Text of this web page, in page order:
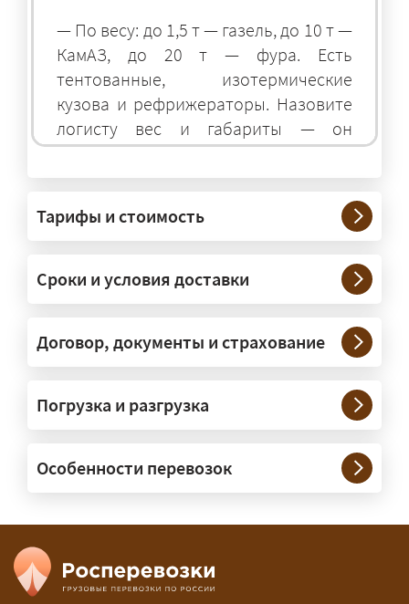
— По весу: до 1,5 т — газель, до 10 т —
КамАЗ, до 20 т — фура. Есть
тентованные, изотермические
кузова и рефрижераторы. Назовите
логисту вес и габариты — он
подберёт оптимальный транспорт.
— Штатно — от 100 кг до 20 тонн.
Мелкие партии едут догрузом,
крупные — отдельной машиной.
Тяжеловесы 30–90 т организуем
через проверенных партнёров.
России?
— Да, специализируемся на
межгородних перевозках по всей
России (от 100 км). Груз едет от
адреса до адреса на одной машине,
Калининград и Крым берём грузы от
500 кг.
Тарифы и стоимость
Сроки и условия доставки
Договор, документы и страхование
Погрузка и разгрузка
Особенности перевозок